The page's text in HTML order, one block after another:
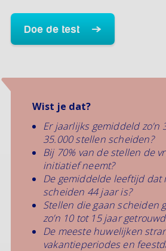
Doe de test
Wist je dat?
Er jaarlijks gemiddeld zo'n
35.000 stellen scheiden?
Bij 70% van de stellen de
initiatief neemt?
De gemiddelde leeftijd dat
scheiden 44 jaar is?
Stellen die gaan scheiden
zo’n 10 tot 15 jaar
De meeste huwelijken
vakantieperiodes en